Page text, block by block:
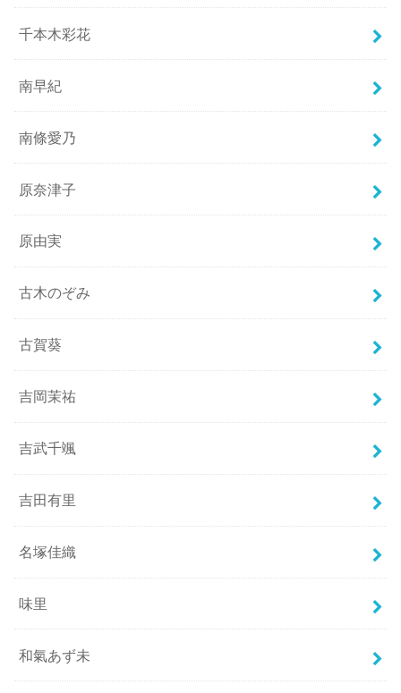
千本木彩花
南早紀
南條愛乃
原奈津子
原由実
古木のぞみ
古賀葵
吉岡茉祐
吉武千颯
吉田有里
名塚佳織
味里
和氣あず未